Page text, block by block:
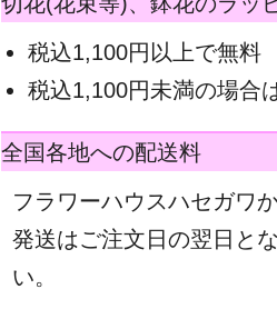
税込1,100円以上で無料
税込1,100円未満の場合
全国各地への配送料
フラワーハウスハセガワ
発送はご注文日の翌日と
い。